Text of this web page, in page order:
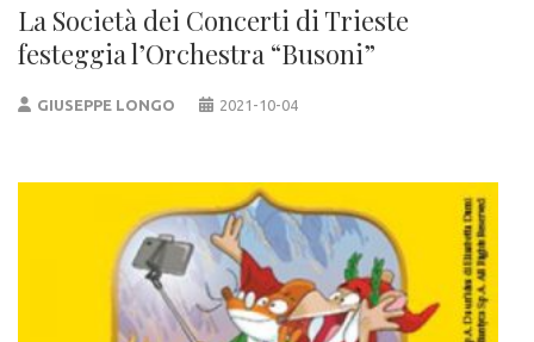
La Società dei Concerti di Trieste
festeggia l’Orchestra “Busoni”
GIUSEPPE LONGO 2021-10-04